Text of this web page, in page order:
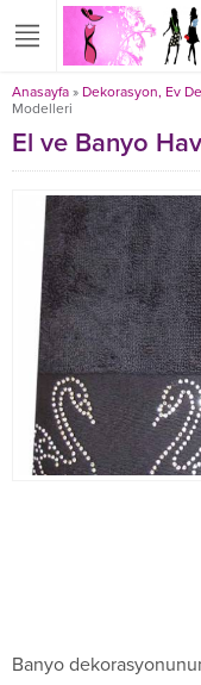
Anasayfa » Dekorasyon, Ev
Modelleri
El ve Banyo
Banyo